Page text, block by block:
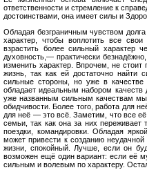
ответственности и стремление к
достоинствами, она имеет силы и
Обладая безграничным чувством
характер, чтобы воплотить все
взрастить более сильный характер
духовность,— практически
изменить характер. Впрочем, не стоит
жизнь, так как ей достаточно найти
сильные стороны, но уже в качестве
обладает идеальным набором качеств
уже названным сильным качествам мы
обидчивости. Более того, работа для
для неё — это всё. Заметим, что все
семьи, так как она за них
поездки, командировки. Обладая
может привести к созданию
жизни, спокойный. Лучше, если он
возможен ещё один вариант: если её
сильным и волевым по характеру.